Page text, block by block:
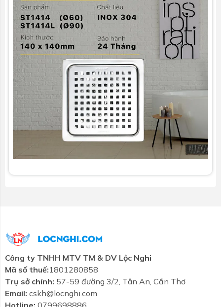
Công ty TNHH MTV TM & DV Lộc Nghi
Mã số thuế:1801280858
Trụ sở chính: 57-59 đường 3/2, Tân An, Cần Thơ
Email: cskh@locnghi.com